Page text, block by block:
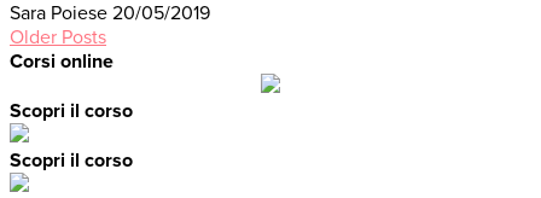
Sara Poiese 20/05/2019
Older Posts
Corsi online
Scopri il corso
Scopri il corso